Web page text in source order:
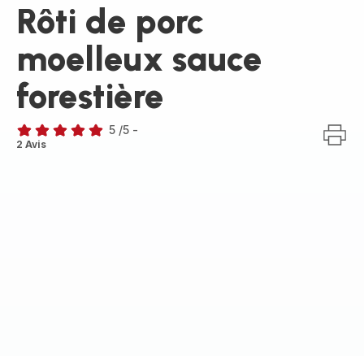
Rôti de porc
moelleux sauce
forestière
Avis
5 /5 -
2 Avis